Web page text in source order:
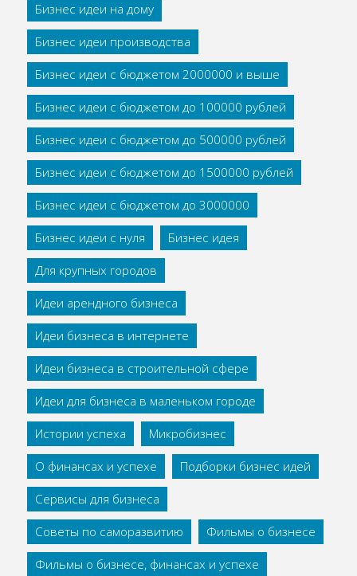
Бизнес идеи на дому
Бизнес идеи производства
Бизнес идеи с бюджетом 2000000 и выше
Бизнес идеи с бюджетом до 100000 рублей
Бизнес идеи с бюджетом до 500000 рублей
Бизнес идеи с бюджетом до 1500000 рублей
Бизнес идеи с бюджетом до 3000000
Бизнес идеи с нуля
Бизнес идея
Для крупных городов
Идеи арендного бизнеса
Идеи бизнеса в интернете
Идеи бизнеса в строительной сфере
Идеи для бизнеса в маленьком городе
Истории успеха
Микробизнес
О финансах и успехе
Подборки бизнес идей
Сервисы для бизнеса
Советы по саморазвитию
Фильмы о бизнесе
Фильмы о бизнесе, финансах и успехе